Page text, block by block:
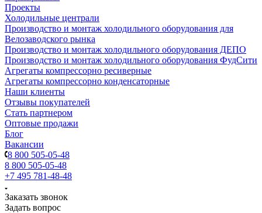
Проекты
Холодильные централи
Производство и монтаж холодильного оборудования для
Велозаводского рынка
Производство и монтаж холодильного оборудования ДЕПО
Производство и монтаж холодильного оборудования ФудСити
Агрегаты компрессорно ресиверные
Агрегаты компрессорно конденсаторные
Наши клиенты
Отзывы покупателей
Стать партнером
Оптовые продажи
Блог
Вакансии
8 800 505-05-48
8 800 505-05-48
+7 495 781-48-48
Заказать звонок
Задать вопрос